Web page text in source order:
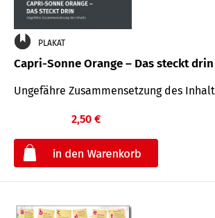
PLAKAT
Capri-Sonne Orange – Das steckt drin
Ungefähre Zu­sammen­setzung des
2,50 €